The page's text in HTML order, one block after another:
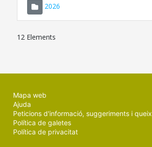
2026
12 Elements
Mapa web
Ajuda
Peticions d'informació, suggeriments i
Política de galetes
Política de privacitat